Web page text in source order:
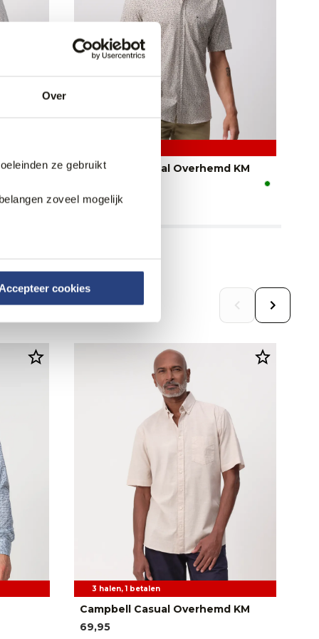
Over
ze gebruikt
zoveel mogelijk
cookies
KM
Campbell Casual Overhemd KM
3 halen, 1 betalen
Campbell Casual Overhemd KM
69,95